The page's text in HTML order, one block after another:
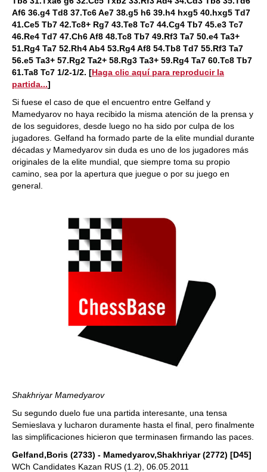
Af6 36.g4 Td8 37.Tc6 Ae7 38.g5 h6 39.h4 hxg5 40.hxg5 Td7
41.Ce5 Tb7 42.Tc8+ Rg7 43.Te8 Tc7 44.Cg4 Tb7 45.e3 Tc7
46.Re4 Td7 47.Ch6 Af8 48.Tc8 Tb7 49.Rf3 Ta7 50.e4 Ta3+
51.Rg4 Ta7 52.Rh4 Ab4 53.Rg4 Af8 54.Tb8 Td7 55.Rf3 Ta7
56.e5 Ta3+ 57.Rg2 Ta2+ 58.Rg3 Ta3+ 59.Rg4 Ta7 60.Tc8 Tb7
61.Ta8 Tc7 1/2-1/2. [Haga clic aquí para reproducir la
partida...]
Si fuese el caso de que el encuentro entre Gelfand y
Mamedyarov no haya recibido la misma atención de la prensa y
de los seguidores, desde luego no ha sido por culpa de los
jugadores. Gelfand ha formado parte de la elite mundial durante
décadas y Mamedyarov sin duda es uno de los jugadores más
originales de la elite mundial, que siempre toma su propio
camino, sea por la apertura que juegue o por su juego en
general.
Shakhriyar Mamedyarov
Su segundo duelo fue una partida interesante, una tensa
Semieslava y lucharon duramente hasta el final, pero finalmente
las simplificaciones hicieron que terminasen firmando las paces.
Gelfand,Boris (2733) - Mamedyarov,Shakhriyar (2772) [D45]
WCh Candidates Kazan RUS (1.2), 06.05.2011